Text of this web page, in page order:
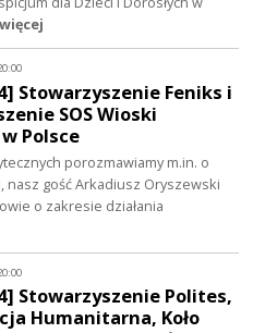
Stowarzyszenie Feniks i
SOS Wioski
Polsce
porozmawiamy m.in. o
nasz gość Arkadiusz Oryszewski
o zakresie działania
Stowarzyszenie Polites,
Humanitarna, Koło